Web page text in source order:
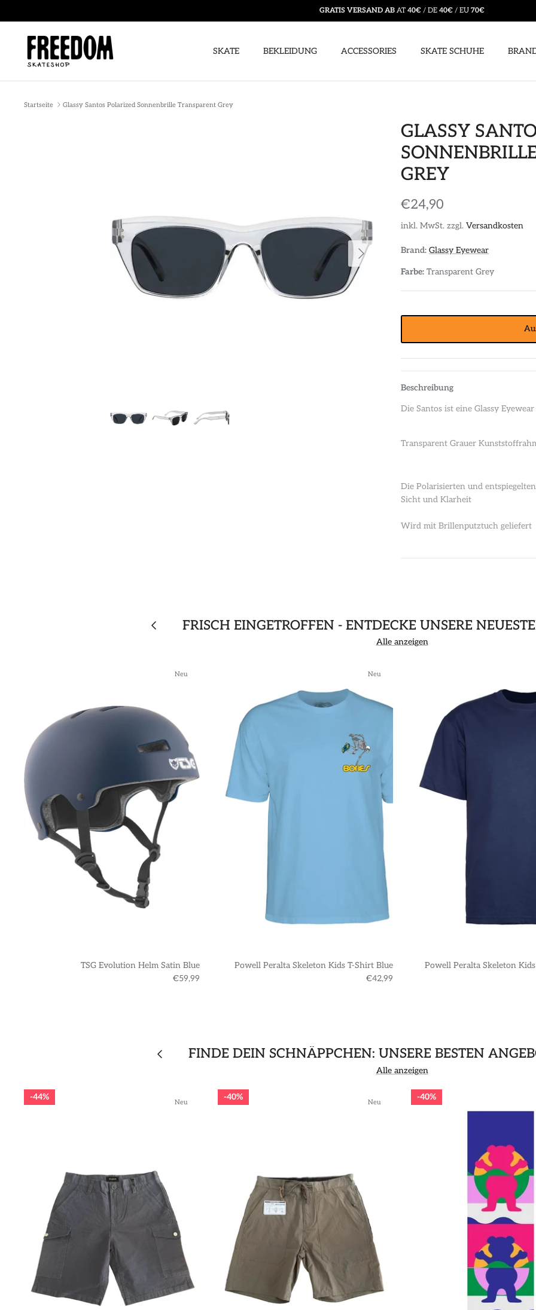
GRATIS VERSAND AB AT 40€ / DE 40€ / EU 70€
SKATE BEKLEIDUNG ACCESSORIES SKATE SCHUHE
Startseite Glassy Santos Polarized Sonnenbrille Transparent Grey
GLASSY
GREY
€24,90
inkl. MwSt. zzgl.Versandkosten
Brand: Glassy Eyewear
Farbe: Transparent Grey
Beschreibung
Die Santos ist eine Glassy
Transparent Grauer
Die Polarisierten und
Sicht und Klarheit
Wird mit Brillenputztuch geliefert
FRISCH EINGETROFFEN - ENTDECKE UNSERE
Alle anzeigen
Neu
TSG Evolution Helm Satin Blue
€59,99
Neu
Powell Peralta Skeleton Kids T-Shirt Blue
€42,99
Powell Peralta Skeleton
FINDE DEIN SCHNÄPPCHEN: UNSERE BESTEN
Alle anzeigen
Neu
44%
Neu
40% 40%